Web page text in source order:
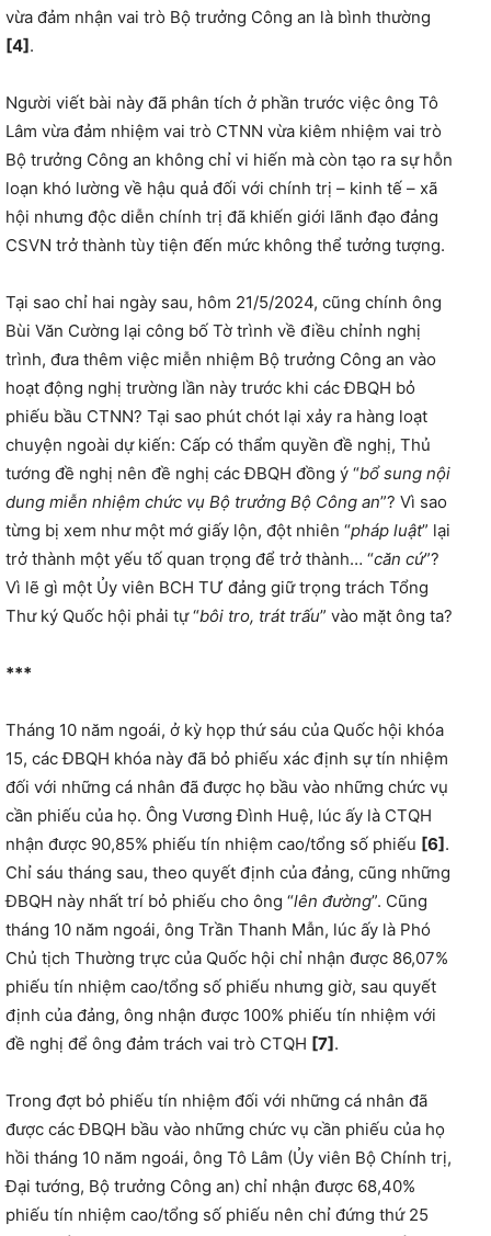
vừa đảm nhận vai trò Bộ trưởng Công an là bình thường
[4].
Người viết bài này đã phân tích ở phần trước việc ông Tô
Lâm vừa đảm nhiệm vai trò CTNN vừa kiêm nhiệm vai trò
Bộ trưởng Công an không chỉ vi hiến mà còn tạo ra sự hỗn
loạn khó lường về hậu quả đối với chính trị – kinh tế – xã
hội nhưng độc diễn chính trị đã khiến giới lãnh đạo đảng
CSVN trở thành tùy tiện đến mức không thể tưởng tượng.
Tại sao chỉ hai ngày sau, hôm 21/5/2024, cũng chính ông
Bùi Văn Cường lại công bố Tờ trình về điều chỉnh nghị
trình, đưa thêm việc miễn nhiệm Bộ trưởng Công an vào
hoạt động nghị trường lần này trước khi các ĐBQH bỏ
phiếu bầu CTNN? Tại sao phút chót lại xảy ra hàng loạt
chuyện ngoài dự kiến: Cấp có thẩm quyền đề nghị, Thủ
tướng đề nghị nên đề nghị các ĐBQH đồng ý “bổ sung nội
dung miễn nhiệm chức vụ Bộ trưởng Bộ Công an”? Vì sao
từng bị xem như một mớ giấy lộn, đột nhiên “pháp luật” lại
trở thành một yếu tố quan trọng để trở thành… “căn cứ”?
Vì lẽ gì một Ủy viên BCH TƯ đảng giữ trọng trách Tổng
Thư ký Quốc hội phải tự “bôi tro, trát trấu” vào mặt ông ta?
***
Tháng 10 năm ngoái, ở kỳ họp thứ sáu của Quốc hội khóa
15, các ĐBQH khóa này đã bỏ phiếu xác định sự tín nhiệm
đối với những cá nhân đã được họ bầu vào những chức vụ
cần phiếu của họ. Ông Vương Đình Huệ, lúc ấy là CTQH
nhận được 90,85% phiếu tín nhiệm cao/tổng số phiếu [6].
Chỉ sáu tháng sau, theo quyết định của đảng, cũng những
ĐBQH này nhất trí bỏ phiếu cho ông “lên đường”. Cũng
tháng 10 năm ngoái, ông Trần Thanh Mẫn, lúc ấy là Phó
Chủ tịch Thường trực của Quốc hội chỉ nhận được 86,07%
phiếu tín nhiệm cao/tổng số phiếu nhưng giờ, sau quyết
định của đảng, ông nhận được 100% phiếu tín nhiệm với
đề nghị để ông đảm trách vai trò CTQH [7].
Trong đợt bỏ phiếu tín nhiệm đối với những cá nhân đã
được các ĐBQH bầu vào những chức vụ cần phiếu của họ
hồi tháng 10 năm ngoái, ông Tô Lâm (Ủy viên Bộ Chính trị,
Đại tướng, Bộ trưởng Công an) chỉ nhận được 68,40%
phiếu tín nhiệm cao/tổng số phiếu nên chỉ đứng thứ 25